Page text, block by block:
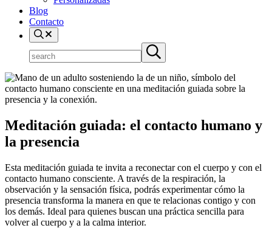
Blog
Contacto
search
en
sitio
Submit
search
Meditación guiada: el contacto humano y
la presencia
Esta meditación guiada te invita a reconectar con el cuerpo y con el
contacto humano consciente. A través de la respiración, la
observación y la sensación física, podrás experimentar cómo la
presencia transforma la manera en que te relacionas contigo y con
los demás. Ideal para quienes buscan una práctica sencilla para
volver al cuerpo y a la calma interior.